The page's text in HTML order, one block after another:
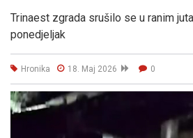
Trinaest zgrada srušilo se u ranim
ponedjeljak
Hronika 18. Maj 2026 0